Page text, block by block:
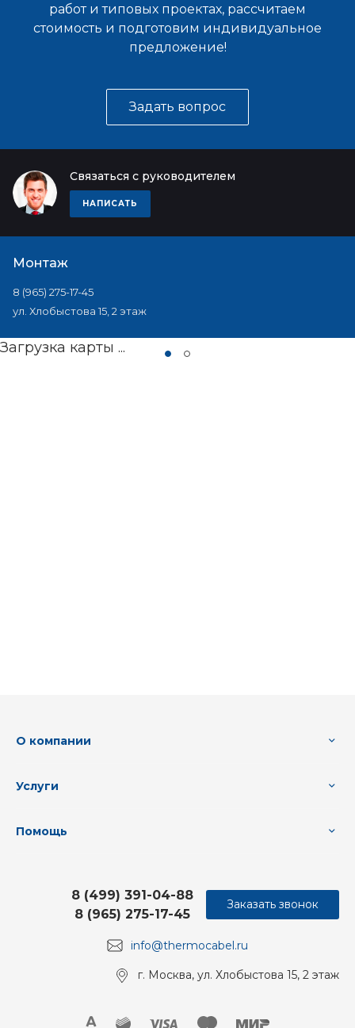
работ и типовых проектах, рассчитаем
стоимость и подготовим индивидуальное
предложение!
Задать вопрос
Связаться с руководителем
НАПИСАТЬ
Монтаж
8 (965) 275-17-45
ул. Хлобыстова 15, 2 этаж
Загрузка карты ...
О компании
Услуги
Помощь
info@thermocabel.ru
8 (499) 391-04-88
8 (965) 275-17-45
г. Москва, ул. Хлобыстова 15, 2 этаж
Заказать звонок